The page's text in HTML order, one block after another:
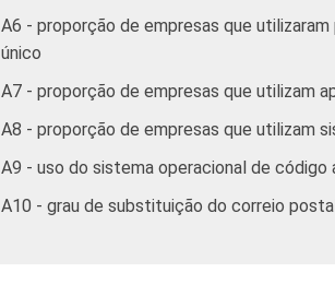
A6 - proporção de empresas que
único
A7 - proporção de empresas que utilizam
A8 - proporção de empresas que utilizam
A9 - uso do sistema operacional de código
A10 - grau de substituição do correio